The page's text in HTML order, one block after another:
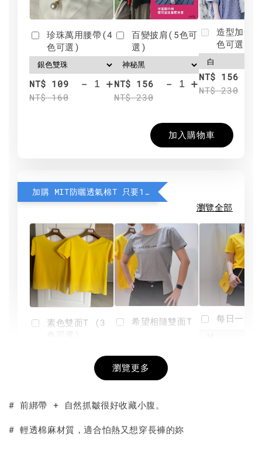
珍珠萬用腰帶(4
色可選)
NT$ 109
NT$ 160
- +
百變披肩(5色可
選)
NT$ 156
NT$ 230
- +
造型加分
色可選)
NT$ 156
NT$ 230
加入購物車
加購 MIT防曬透氣棉T 只要190元
瀏覽全部
素色雙面T (3
+
希望相隨雙面T
NT$ 190
-
每日一笑
瀏覽更多
# 前綁帶 + 自然抓皺很好收藏小腹。
# 輕透棉麻材質，適合怕熱又想穿長褲的妳